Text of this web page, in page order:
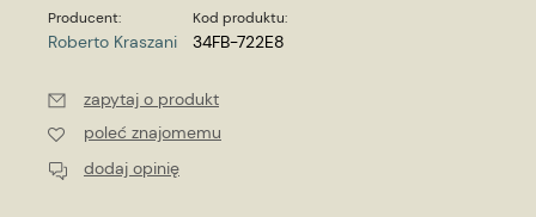
Producent:
Roberto Kraszani
Kod produktu:
34FB-722E8
zapytaj o produkt
poleć znajomemu
dodaj opinię